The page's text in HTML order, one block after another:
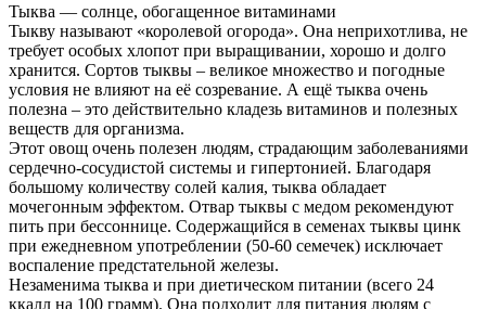
Тыква — солнце, обогащенное витаминами
Тыкву называют «королевой огорода». Она неприхотлива, не
требует особых хлопот при выращивании, хорошо и долго
хранится. Сортов тыквы – великое множество и погодные
условия не влияют на её созревание. А ещё тыква очень
полезна – это действительно кладезь витаминов и полезных
веществ для организма.
Этот овощ очень полезен людям, страдающим заболеваниями
сердечно-сосудистой системы и гипертонией. Благодаря
большому количеству солей калия, тыква обладает
мочегонным эффектом. Отвар тыквы с медом рекомендуют
пить при бессоннице. Содержащийся в семенах тыквы цинк
при ежедневном употреблении (50-60 семечек) исключает
воспаление предстательной железы.
Незаменима тыква и при диетическом питании (всего 24
ккалл на 100 грамм). Она подходит для питания людям с